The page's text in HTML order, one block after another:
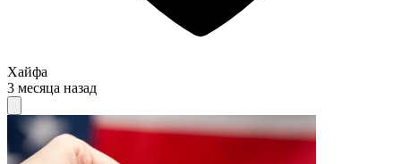
Хайфа
3 месяца назад